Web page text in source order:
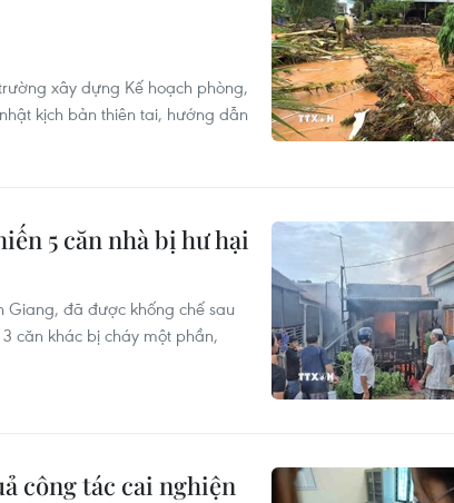
xây dựng Kế hoạch phòng,
kịch bản thiên tai, hướng dẫn
5 căn nhà bị hư hại
đã được khống chế sau
căn khác bị cháy một phần,
công tác cai nghiện